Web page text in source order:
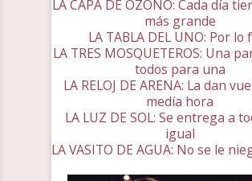
LA CAPA DE OZONO: Cada día
más grande
LA TABLA DEL UNO: Por lo
LA TRES MOSQUETEROS: Una
todos para una
LA RELOJ DE ARENA: La dan
medía hora
LA LUZ DE SOL: Se entrega a
igual
LA VASITO DE AGUA: No se le